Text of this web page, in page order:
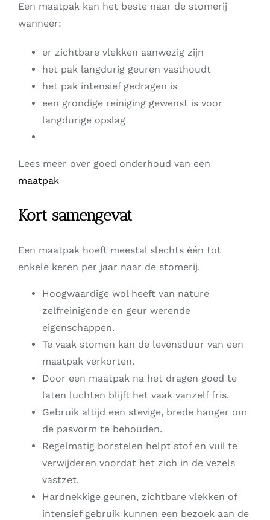
Een maatpak kan het beste naar de stomerij
wanneer:
er zichtbare vlekken aanwezig zijn
het pak langdurig geuren vasthoudt
het pak intensief gedragen is
een grondige reiniging gewenst is voor
langdurige opslag
Lees meer over goed onderhoud van een
maatpak
Kort samengevat
Een maatpak hoeft meestal slechts één tot
enkele keren per jaar naar de stomerij.
Hoogwaardige wol heeft van nature
zelfreinigende en geur werende
eigenschappen.
Te vaak stomen kan de levensduur van een
maatpak verkorten.
Door een maatpak na het dragen goed te
laten luchten blijft het vaak vanzelf fris.
Gebruik altijd een stevige, brede hanger om
de pasvorm te behouden.
Regelmatig borstelen helpt stof en vuil te
verwijderen voordat het zich in de vezels
vastzet.
Hardnekkige geuren, zichtbare vlekken of
intensief gebruik kunnen een bezoek aan de